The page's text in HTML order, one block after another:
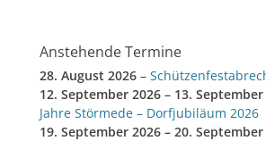
Anstehende Termine
28. August 2026 –
12. September 2026 – 13. September
Jahre Störmede – Dorfjubiläum 2026
19. September 2026 – 20. September